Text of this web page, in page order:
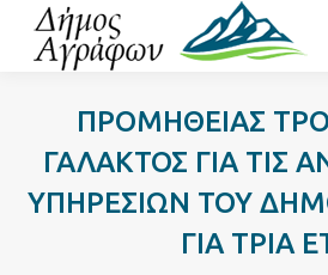
ΠΡΟΜΗΘΕΙΑΣ
ΓΑΛΑΚΤΟΣ ΓΙΑ ΤΙΣ
ΥΠΗΡΕΣΙΩΝ ΤΟΥ
ΓΙΑ ΤΡΙΑ